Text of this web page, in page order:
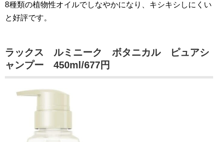
8種類の植物性オイルでしなやかになり、キシキシしにくい
と好評です。
ラックス ルミニーク ボタニカル ピュアシ
ャンプー 450ml/677円